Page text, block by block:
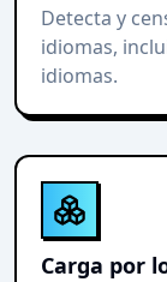
Detecta y
idiomas,
idiomas.
Carga por